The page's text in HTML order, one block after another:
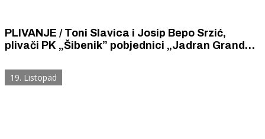
PLIVANJE / Toni Slavica i Josip Bepo Srzić,
plivači PK „Šibenik” pobjednici „Jadran Grand
19. Listopad